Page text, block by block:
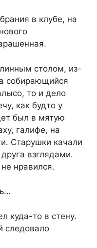
в клубе, на
столом, из-
собирающийся
то и дело
как будто у
был в мятую
галифе, на
Старушки качали
взглядами.
нравился.
куда-то в стену.
следовало